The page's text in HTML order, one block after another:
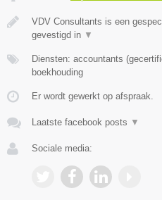
VDV Consultants is een
gevestigd in ▼
Diensten: accountants
boekhouding
Er wordt gewerkt op afspraak.
Laatste facebook posts ▼
Sociale media: